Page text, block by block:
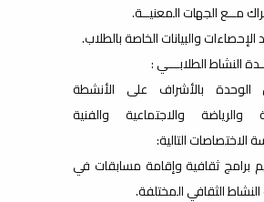
مــع الجهات المعنيــة.
النشاط الطلابـــي :
الوحدة بالأشراف على الأنشطة
والرياضة والاجتماعية والفنية
الاختصاصات التالية:
برامج ثقافية وإقامة مسابقات في
الثقافي المختلفة.